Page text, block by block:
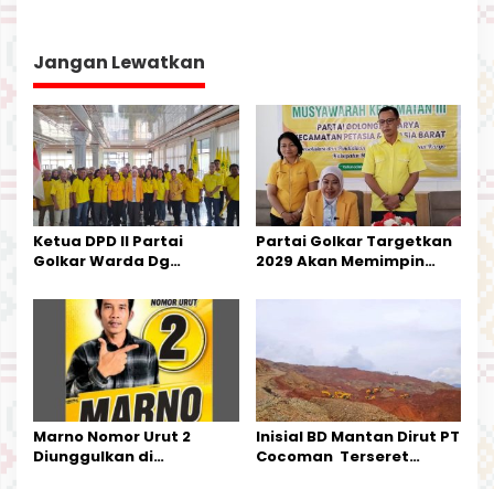
a
s
i
p
o
s
Jangan Lewatkan
Ketua DPD II Partai
Golkar Warda Dg
Pengurus Parti
Kecamatan Petasia dan
Kecamatan Petbar
Partai Golkar Targetkan
2029 Akan Memimpin
Marno Nomor Urut 2
Diunggulkan di
Inisial BD Mantan Dirut PT
Cocoman Terseret